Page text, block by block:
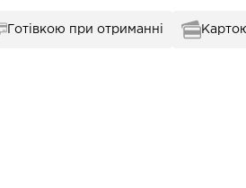
Готівкою при отриманні